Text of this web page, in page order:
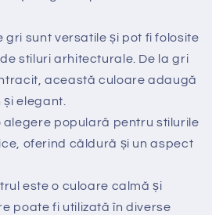
gri sunt versatile și pot fi folosite
stiluri arhitecturale. De la gri
această culoare adaugă
și elegant.
alegere populară pentru stilurile
oferind căldură și un aspect
este o culoare calmă și
poate fi utilizată în diverse